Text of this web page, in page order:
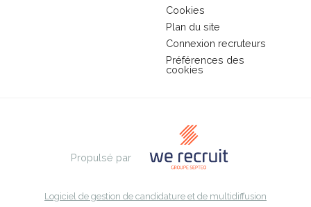
Cookies
Plan du site
Connexion recruteurs
Préférences des
cookies
Propulsé par
Logiciel de gestion de candidature et de multidiffusion